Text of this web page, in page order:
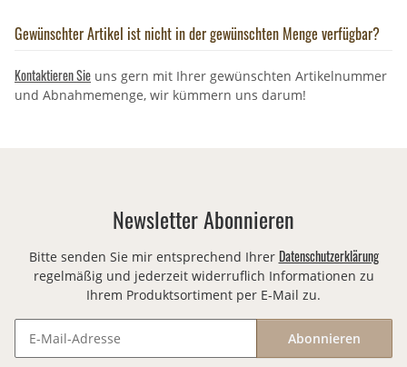
Gewünschter Artikel ist nicht in der gewünschten Menge verfügbar?
Kontaktieren Sie uns gern mit Ihrer gewünschten Artikelnummer
und Abnahmemenge, wir kümmern uns darum!
Newsletter Abonnieren
Bitte senden Sie mir entsprechend Ihrer Datenschutzerklärung
regelmäßig und jederzeit widerruflich Informationen zu
Ihrem Produktsortiment per E-Mail zu.
Abonnieren